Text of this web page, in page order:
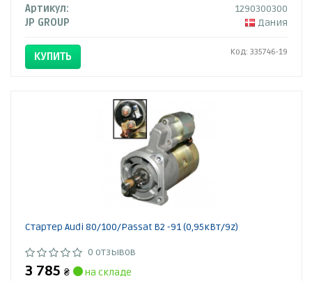
Артикул:
1290300300
JP GROUP
Дания
КУПИТЬ Код: 335746-19
Стартер Audi 80/100/Passat B2 -91 (0,95кВт/9z)
0 отзывов
3 785 ₴
на складе